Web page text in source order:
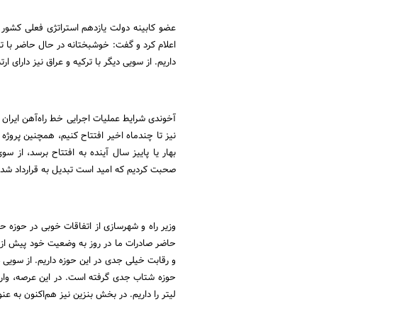
عضو کابینه دولت یازدهم استراتژی فعلی
اعلام کرد و گفت: خوشبختانه در حال حاضر با
داریم. از سویی دیگر با ترکیه و عراق نیز دارای
آخوندی شرایط عملیات اجرایی خط راه‌آهن ایران
صحبت کردیم که امید است تبدیل به قرارداد
وزیر راه و شهرسازی از اتفاقات خوبی در
حاضر صادرات ما در روز به وضعیت خود پیش
و رقابت خیلی جدی در این حوزه داریم. از
لیتر را داریم. در بخش بنزین نیز هم‌اکنون